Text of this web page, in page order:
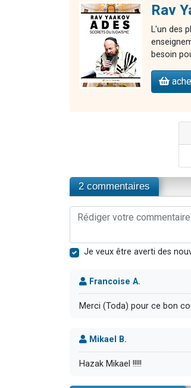
Rav
L'un des
besoin
2 commentaires
Je veux être averti des
Francoise A.
Merci (Toda) pour ce bon
Mikael B.
Hazak Mikael !!!!!